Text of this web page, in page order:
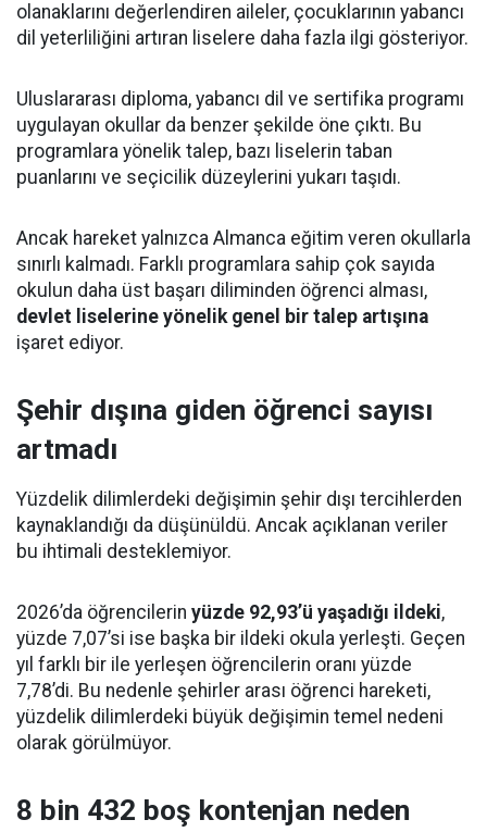
olanaklarını değerlendiren aileler, çocuklarının yabancı
dil yeterliliğini artıran liselere daha fazla ilgi gösteriyor.
Uluslararası diploma, yabancı dil ve sertifika programı
uygulayan okullar da benzer şekilde öne çıktı. Bu
programlara yönelik talep, bazı liselerin taban
puanlarını ve seçicilik düzeylerini yukarı taşıdı.
Ancak hareket yalnızca Almanca eğitim veren okullarla
sınırlı kalmadı. Farklı programlara sahip çok sayıda
okulun daha üst başarı diliminden öğrenci alması,
devlet liselerine yönelik genel bir talep artışına
işaret ediyor.
Şehir dışına giden öğrenci sayısı
artmadı
Yüzdelik dilimlerdeki değişimin şehir dışı tercihlerden
kaynaklandığı da düşünüldü. Ancak açıklanan veriler
bu ihtimali desteklemiyor.
2026’da öğrencilerin yüzde 92,93’ü yaşadığı ildeki,
yüzde 7,07’si ise başka bir ildeki okula yerleşti. Geçen
yıl farklı bir ile yerleşen öğrencilerin oranı yüzde
7,78’di. Bu nedenle şehirler arası öğrenci hareketi,
yüzdelik dilimlerdeki büyük değişimin temel nedeni
olarak görülmüyor.
8 bin 432 boş kontenjan neden